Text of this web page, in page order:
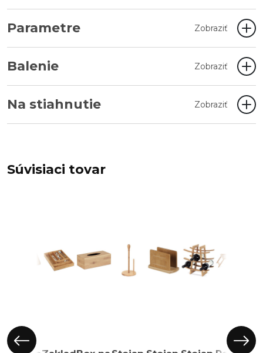
Parametre Zobraziť
Balenie Zobraziť
Na stiahnutie Zobraziť
Súvisiaci tovar